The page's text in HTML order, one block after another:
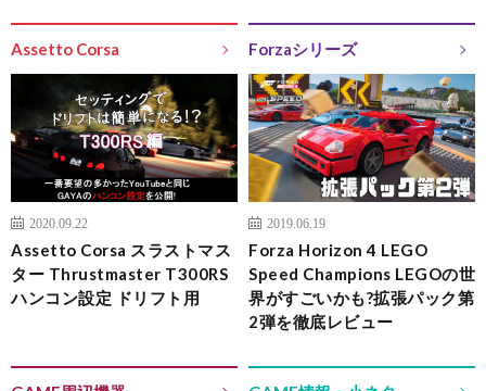
Assetto Corsa
2020.09.22
Assetto Corsa スラストマス
ター Thrustmaster T300RS
ハンコン設定 ドリフト用
Forzaシリーズ
2019.06.19
Forza Horizo​​n 4 LEGO
Speed Champions LEGOの世
界がすごいかも?拡張パック第
2弾を徹底レビュー